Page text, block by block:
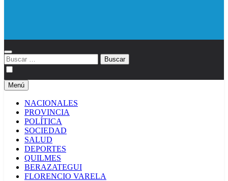
Buscar:
Menú
NACIONALES
PROVINCIA
POLÍTICA
SOCIEDAD
SALUD
DEPORTES
QUILMES
BERAZATEGUI
FLORENCIO VARELA